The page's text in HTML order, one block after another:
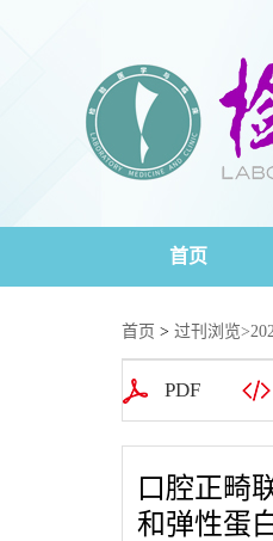
首页
首页 > 过刊浏览>
PDF
口腔正畸
和弹性蛋